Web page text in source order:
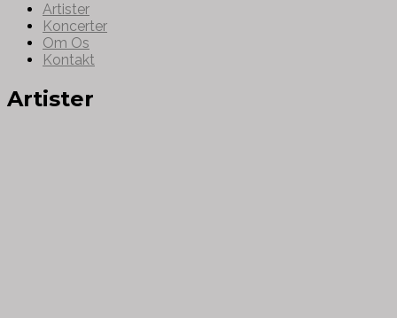
Artister
Koncerter
Om Os
Kontakt
Artister